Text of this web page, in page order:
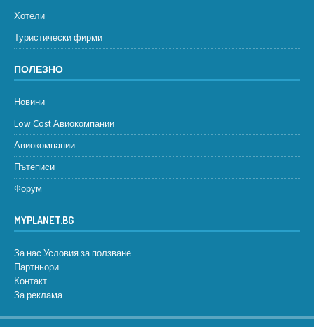
Хотели
Туристически фирми
ПОЛЕЗНО
Новини
Low Cost Авиокомпании
Авиокомпании
Пътеписи
Форум
MYPLANET.BG
За нас Условия за ползване
Партньори
Контакт
За реклама